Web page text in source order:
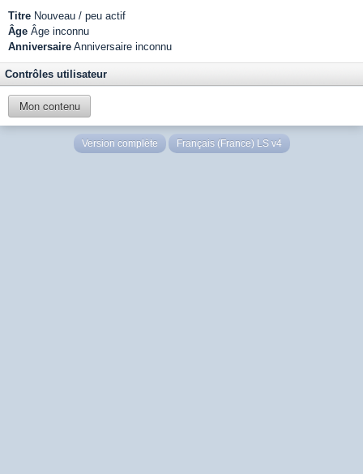
Titre Nouveau / peu actif
Âge Âge inconnu
Anniversaire Anniversaire inconnu
Contrôles utilisateur
Mon contenu
Version complète Français (France) LS v4